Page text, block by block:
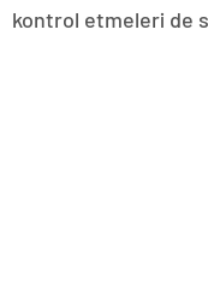
kontrol etmeleri de